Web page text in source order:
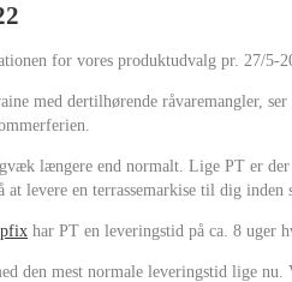
for vores produktudvalg pr. 27/5-
med dertilhørende råvaremangler,
længere end normalt. Lige PT er
levere en terrassemarkise til dig inden
har PT en leveringstid på ca. 8 uger
den mest normale leveringstid lige